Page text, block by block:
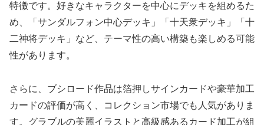
特徴です。好きなキャラクターを中心にデッキを組めるた
め、「サンダルフォン中心デッキ」「十天衆デッキ」「十
二神将デッキ」など、テーマ性の高い構築も楽しめる可能
性があります。
さらに、ブシロード作品は箔押しサインカードや豪華加工
カードの評価が高く、コレクション市場でも人気がありま
す。グラブルの美麗イラストと高級感あるカード加工が組